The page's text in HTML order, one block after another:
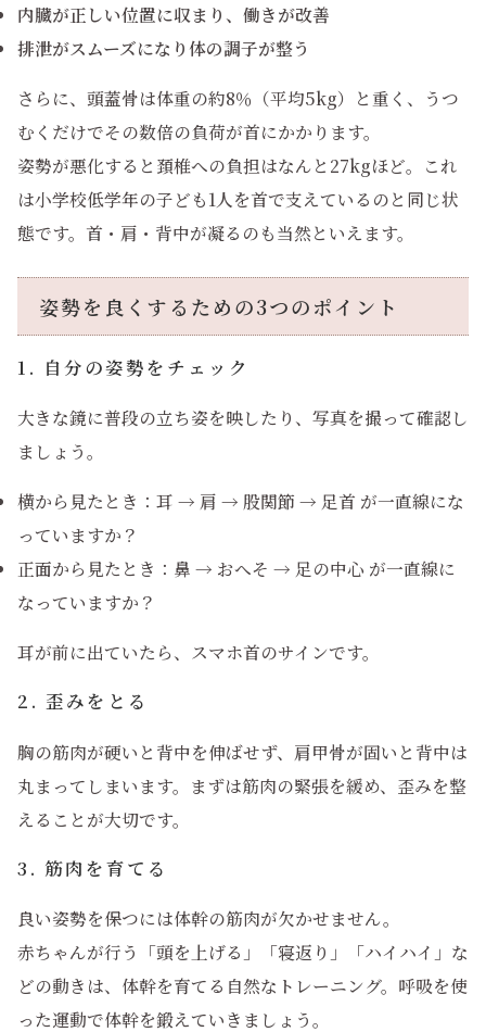
内臓が正しい位置に収まり、働きが改善
排泄がスムーズになり体の調子が整う
さらに、頭蓋骨は体重の約8％（平均5kg）と重く、うつ
むくだけでその数倍の負荷が首にかかります。
姿勢が悪化すると頚椎への負担はなんと27kgほど。これ
は小学校低学年の子ども1人を首で支えているのと同じ状
態です。首・肩・背中が凝るのも当然といえます。
姿勢を良くするための3つのポイント
1. 自分の姿勢をチェック
大きな鏡に普段の立ち姿を映したり、写真を撮って確認し
ましょう。
横から見たとき：耳 → 肩 → 股関節 → 足首 が一直線にな
っていますか？
正面から見たとき：鼻 → おへそ → 足の中心 が一直線に
なっていますか？
耳が前に出ていたら、スマホ首のサインです。
2. 歪みをとる
胸の筋肉が硬いと背中を伸ばせず、肩甲骨が固いと背中は
丸まってしまいます。まずは筋肉の緊張を緩め、歪みを整
えることが大切です。
3. 筋肉を育てる
良い姿勢を保つには体幹の筋肉が欠かせません。
赤ちゃんが行う「頭を上げる」「寝返り」「ハイハイ」な
どの動きは、体幹を育てる自然なトレーニング。呼吸を使
った運動で体幹を鍛えていきましょう。